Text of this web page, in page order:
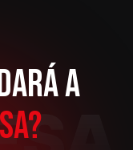
COMO ISSO AJUDARÁ A